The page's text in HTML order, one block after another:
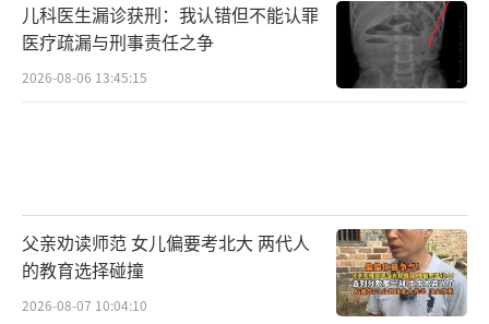
儿科医生漏诊获刑：我认错但不能认罪
医疗疏漏与刑事责任之争
2026-08-06 13:45:15
父亲劝读师范 女儿偏要考北大 两代人
的教育选择碰撞
2026-08-07 10:04:10